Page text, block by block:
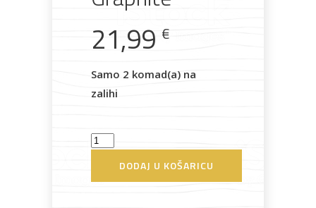
Metalna
galanterija
ElektromaterijalVijčana
21,99 €
Samo 2 komad(a) na
zalihi
Svrdlo
DODAJ U KOŠARICU